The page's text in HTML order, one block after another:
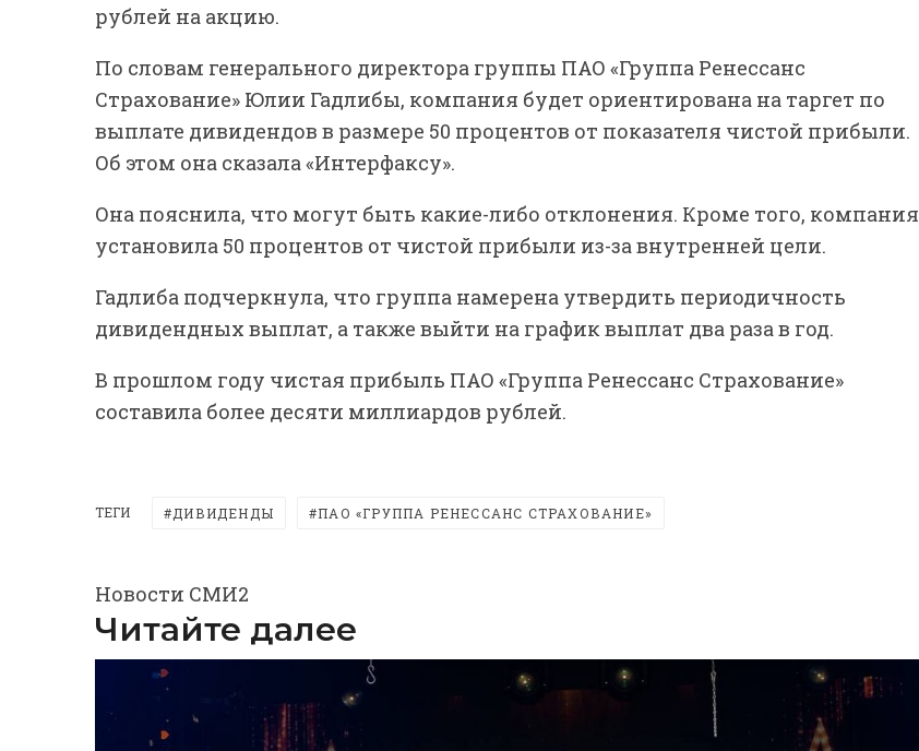
рублей на акцию.
По словам генерального директора группы ПАО «Группа Ренессанс
Страхование» Юлии Гадлибы, компания будет ориентирована на таргет по
выплате дивидендов в размере 50 процентов от показателя чистой прибыли.
Об этом она сказала «Интерфаксу».
Она пояснила, что могут быть какие-либо отклонения. Кроме того, компания
установила 50 процентов от чистой прибыли из-за внутренней цели.
Гадлиба подчеркнула, что группа намерена утвердить периодичность
дивидендных выплат, а также выйти на график выплат два раза в год.
В прошлом году чистая прибыль ПАО «Группа Ренессанс Страхование»
составила более десяти миллиардов рублей.
ТЕГИ ДИВИДЕНДЫ ПАО «ГРУППА РЕНЕССАНС СТРАХОВАНИЕ»
Новости СМИ2
Читайте далее